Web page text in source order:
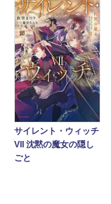
サイレント・ウィッチ
VII 沈黙の魔女の隠し
ごと